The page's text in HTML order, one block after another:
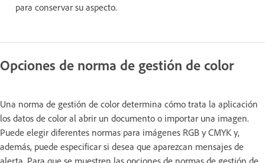
para conservar su aspecto.
Opciones de norma de gestión de color
Una norma de gestión de color determina cómo trata la aplicación
los datos de color al abrir un documento o importar una imagen.
Puede elegir diferentes normas para imágenes RGB y CMYK y,
además, puede especificar si desea que aparezcan mensajes de
alerta. Para que se muestren las opciones de normas de gestión de